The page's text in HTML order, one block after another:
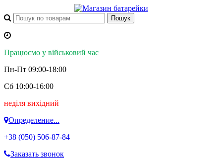
Працюємо у військовий час
Пн-Пт 09:00-18:00
Сб 10:00-16:00
неділя вихідний
Определение...
+38 (050) 506-87-84
Заказать звонок